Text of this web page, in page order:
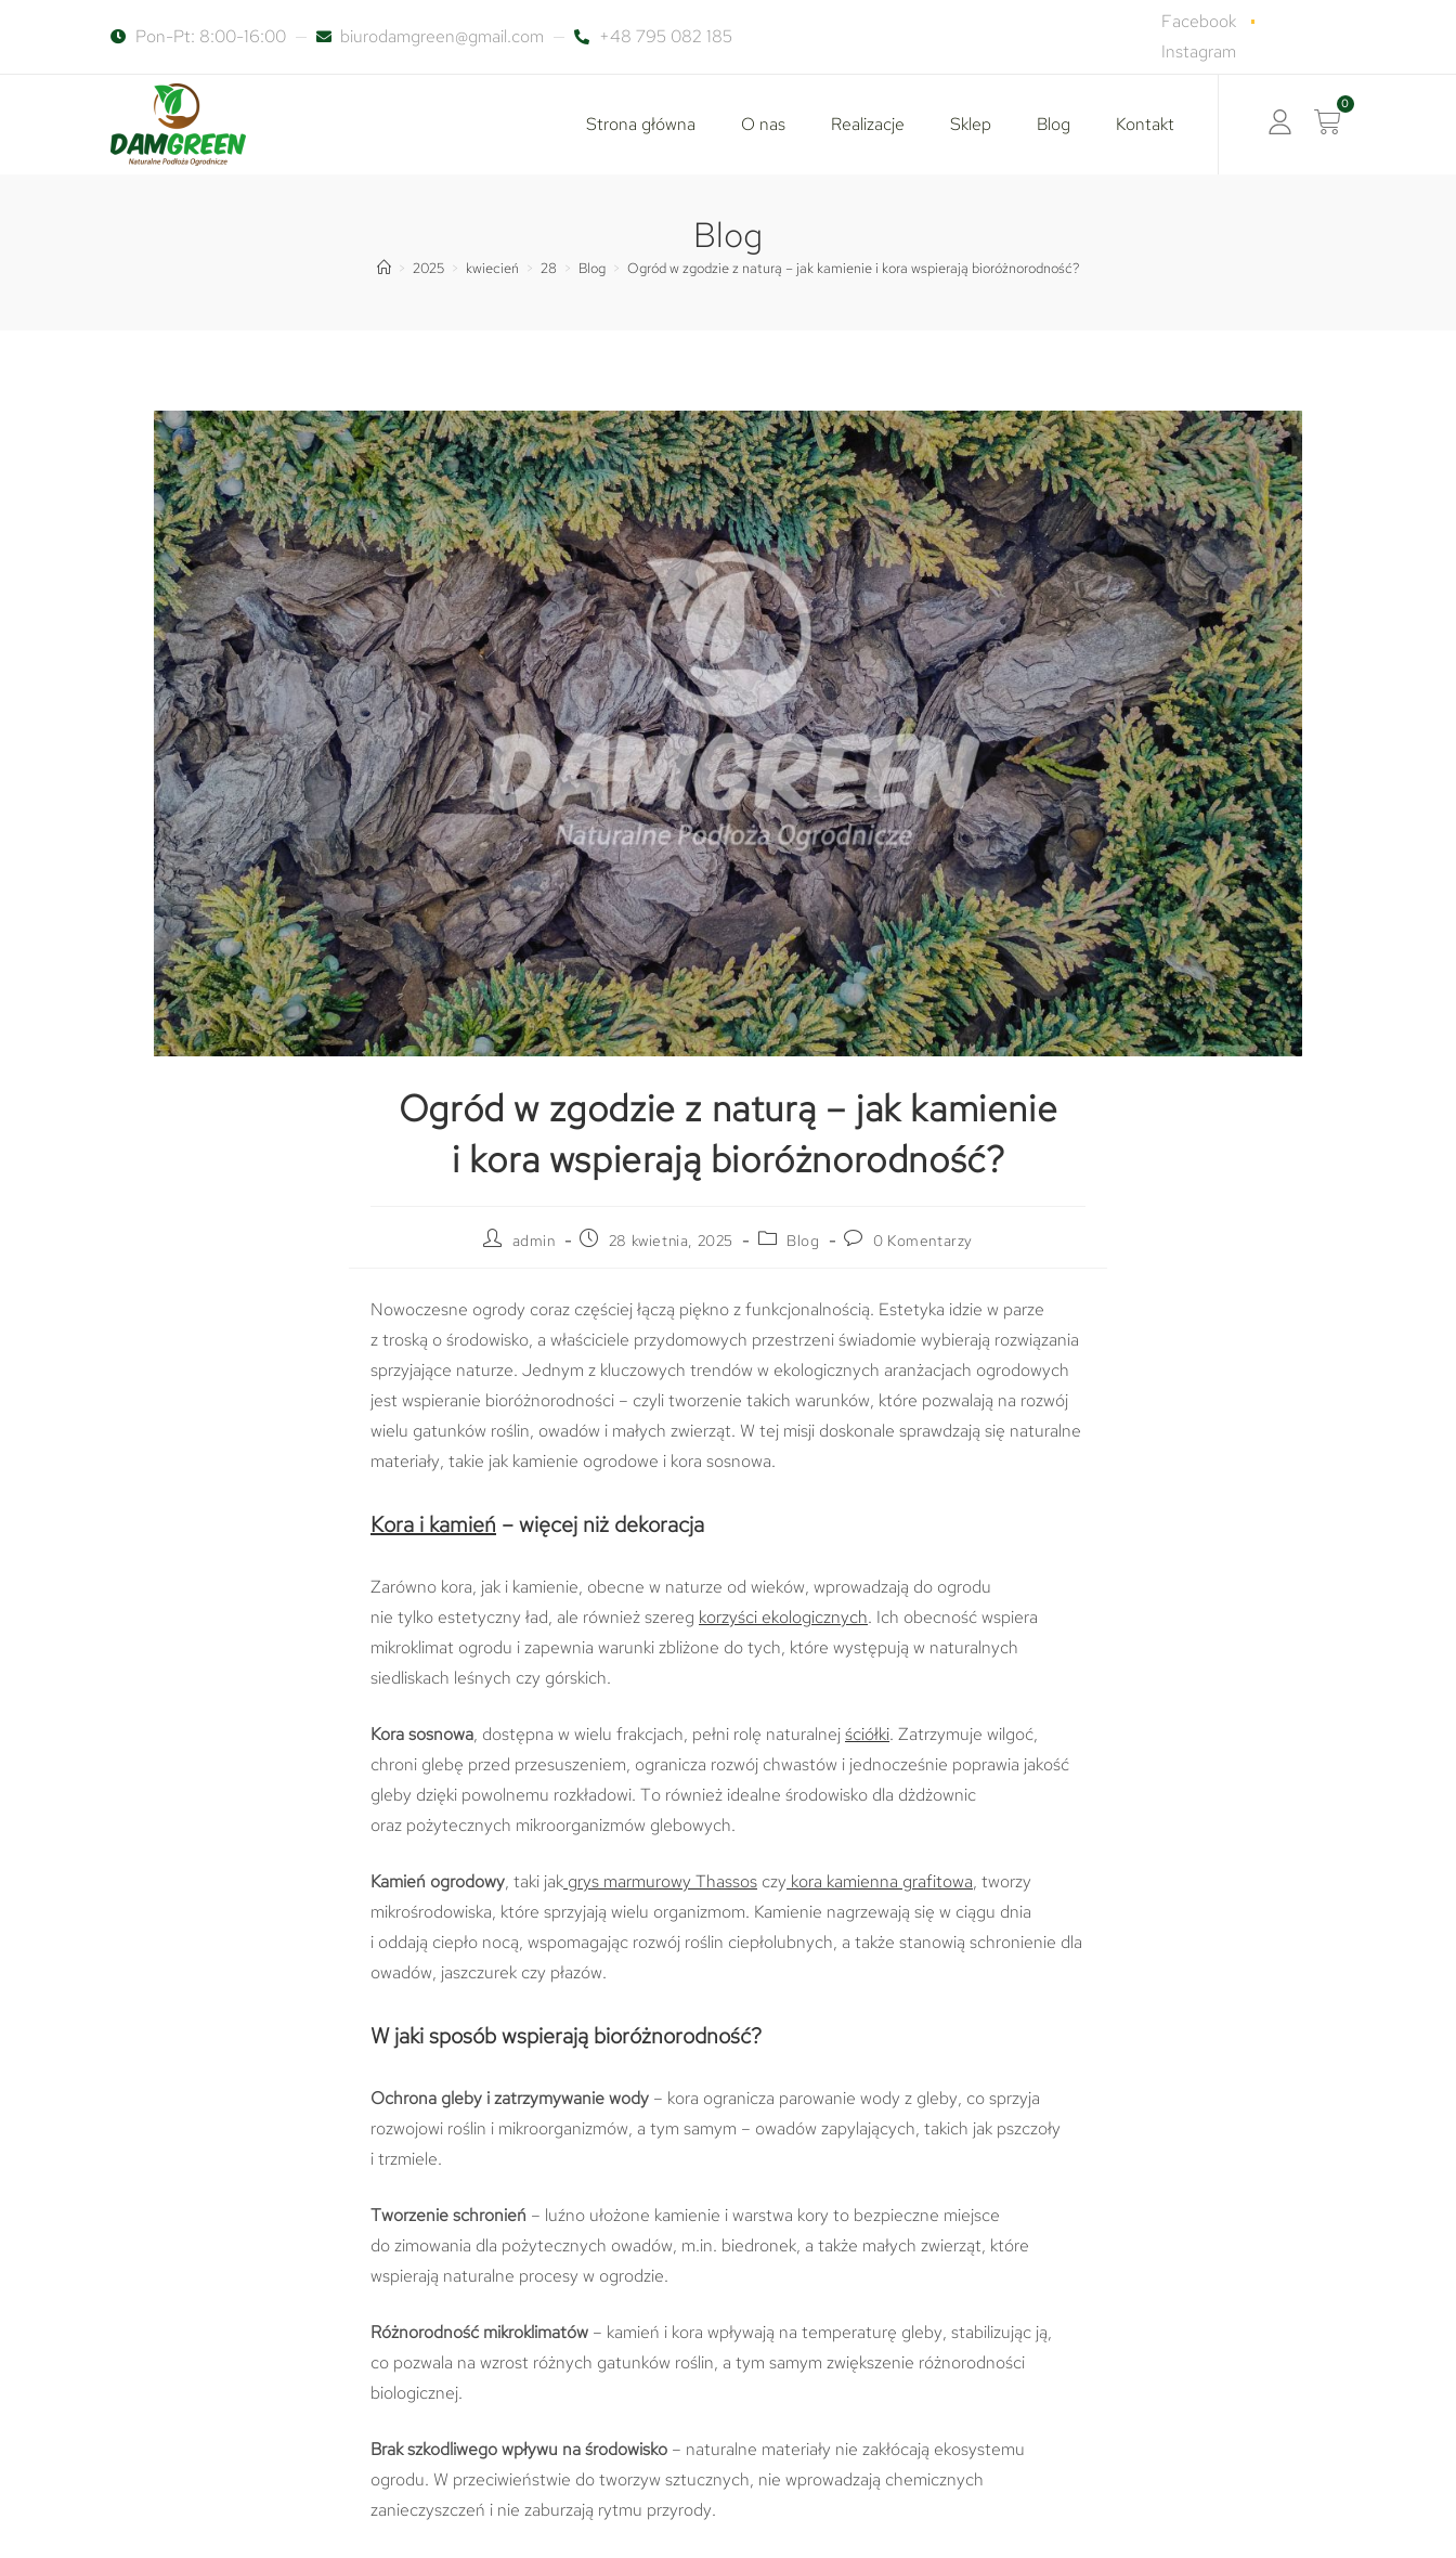
Pon-Pt: 8:00-16:00 biurodamgreen@gmail.com +48 795 082 185
Facebook
Instagram
Strona główna O nas Realizacje Sklep Blog Kontakt
Blog
> 2025 > kwiecień > 28 > Blog > Ogród w zgodzie z naturą – jak kamienie i kora wspierają bioróżnorodność?
Ogród w zgodzie z naturą – jak kamienie
i kora wspierają bioróżnorodność?
admin 28 kwietnia, 2025 Blog 0 Komentarzy
Nowoczesne ogrody coraz częściej łączą piękno z funkcjonalnością. Estetyka idzie w parze
z troską o środowisko, a właściciele przydomowych przestrzeni świadomie wybierają rozwiązania
sprzyjające naturze. Jednym z kluczowych trendów w ekologicznych aranżacjach ogrodowych
jest wspieranie bioróżnorodności – czyli tworzenie takich warunków, które pozwalają na rozwój
wielu gatunków roślin, owadów i małych zwierząt. W tej misji doskonale sprawdzają się naturalne
materiały, takie jak kamienie ogrodowe i kora sosnowa.
Kora i kamień – więcej niż dekoracja
Zarówno kora, jak i kamienie, obecne w naturze od wieków, wprowadzają do ogrodu
nie tylko estetyczny ład, ale również szereg korzyści ekologicznych. Ich obecność wspiera
mikroklimat ogrodu i zapewnia warunki zbliżone do tych, które występują w naturalnych
siedliskach leśnych czy górskich.
Kora sosnowa, dostępna w wielu frakcjach, pełni rolę naturalnejściółki. Zatrzymuje wilgoć,
chroni glebę przed przesuszeniem, ogranicza rozwój chwastów i jednocześnie poprawia jakość
gleby dzięki powolnemu rozkładowi. To również idealne środowisko dla dżdżownic
oraz pożytecznych mikroorganizmów glebowych.
Kamień ogrodowy, taki jak grys marmurowy Thassos czy kora kamienna grafitowa, tworzy
mikrośrodowiska, które sprzyjają wielu organizmom. Kamienie nagrzewają się w ciągu dnia
i oddają ciepło nocą, wspomagając rozwój roślin ciepłolubnych, a także stanowią schronienie dla
owadów, jaszczurek czy płazów.
W jaki sposób wspierają bioróżnorodność?
Ochrona gleby i zatrzymywanie wody – kora ogranicza parowanie wody z gleby, co sprzyja
rozwojowi roślin i mikroorganizmów, a tym samym – owadów zapylających, takich jak pszczoły
i trzmiele.
Tworzenie schronień – luźno ułożone kamienie i warstwa kory to bezpieczne miejsce
do zimowania dla pożytecznych owadów, m.in. biedronek, a także małych zwierząt, które
wspierają naturalne procesy w ogrodzie.
Różnorodność mikroklimatów – kamień i kora wpływają na temperaturę gleby, stabilizując ją,
co pozwala na wzrost różnych gatunków roślin, a tym samym zwiększenie różnorodności
biologicznej.
Brak szkodliwego wpływu na środowisko – naturalne materiały nie zakłócają ekosystemu
ogrodu. W przeciwieństwie do tworzyw sztucznych, nie wprowadzają chemicznych
zanieczyszczeń i nie zaburzają rytmu przyrody.